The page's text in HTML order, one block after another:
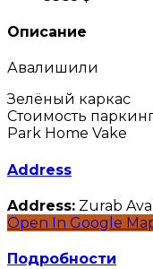
Описание
Авалишили
Зелёный каркас
Стоимость
Park Home Vake
Address
Address: Zurab
Open In Google
Подробности